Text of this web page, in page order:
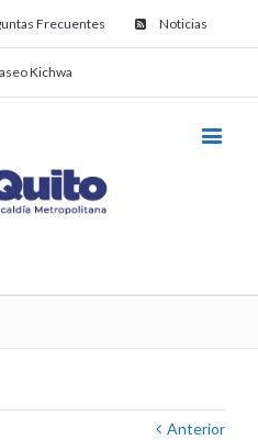
Frecuentes Noticias
Kichwa
Anterior